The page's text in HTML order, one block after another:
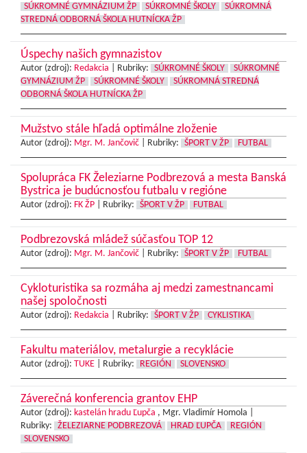
SÚKROMNÉ GYMNÁZIUM ŽP SÚKROMNÉ ŠKOLY
SÚKROMNÁ
STREDNÁ ODBORNÁ ŠKOLA HUTNÍCKA ŽP
Úspechy našich gymnazistov
Autor (zdroj): Redakcia Rubriky: SÚKROMNÉ ŠKOLY
SÚKROMNÉ
GYMNÁZIUM ŽP
SÚKROMNÉ ŠKOLY
SÚKROMNÁ STREDNÁ
ODBORNÁ ŠKOLA HUTNÍCKA ŽP
Mužstvo stále hľadá optimálne zloženie
Autor (zdroj): Mgr. M. Jančovič Rubriky: ŠPORT V ŽP FUTBAL
Spolupráca FK Železiarne Podbrezová a mesta Banská
Bystrica je budúcnosťou futbalu v regióne
Autor (zdroj): FK ŽP Rubriky: ŠPORT V ŽP FUTBAL
Podbrezovská mládež súčasťou TOP 12
Autor (zdroj): Mgr. M. Jančovič Rubriky: ŠPORT V ŽP FUTBAL
Cykloturistika sa rozmáha aj medzi zamestnancami
našej spoločnosti
Autor (zdroj): Redakcia Rubriky: ŠPORT V ŽP CYKLISTIKA
Fakultu materiálov, metalurgie a recyklácie
Autor (zdroj): TUKE Rubriky: REGIÓN SLOVENSKO
Záverečná konferencia grantov EHP
Autor (zdroj): kastelán hradu Ľupča , Mgr. Vladimír Homola |
Rubriky:
ŽELEZIARNE PODBREZOVÁ HRAD ĽUPČA
REGIÓN
SLOVENSKO